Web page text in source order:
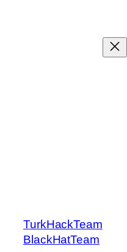
TurkHackTeam
BlackHatTeam